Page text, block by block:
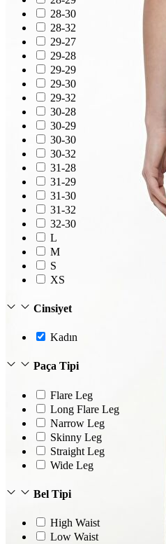
T-shirt
Polo
Şort
Deniz Şortu
Atlet
Hırka
Eşofman Altı
Yağmurluk
Dış Giyim
Mont
Ceket
Kaban
Trenchcoat
28-30
28-32
29-27
29-28
29-29
29-30
29-32
30-28
30-29
30-30
30-32
31-28
31-29
31-30
31-32
32-30
L
M
S
XS
Cinsiyet
Kadın
Paça Tipi
Flare Leg
Long Flare Leg
Narrow Leg
Skinny Leg
Straight Leg
Wide Leg
Bel Tipi
High Waist
Low Waist